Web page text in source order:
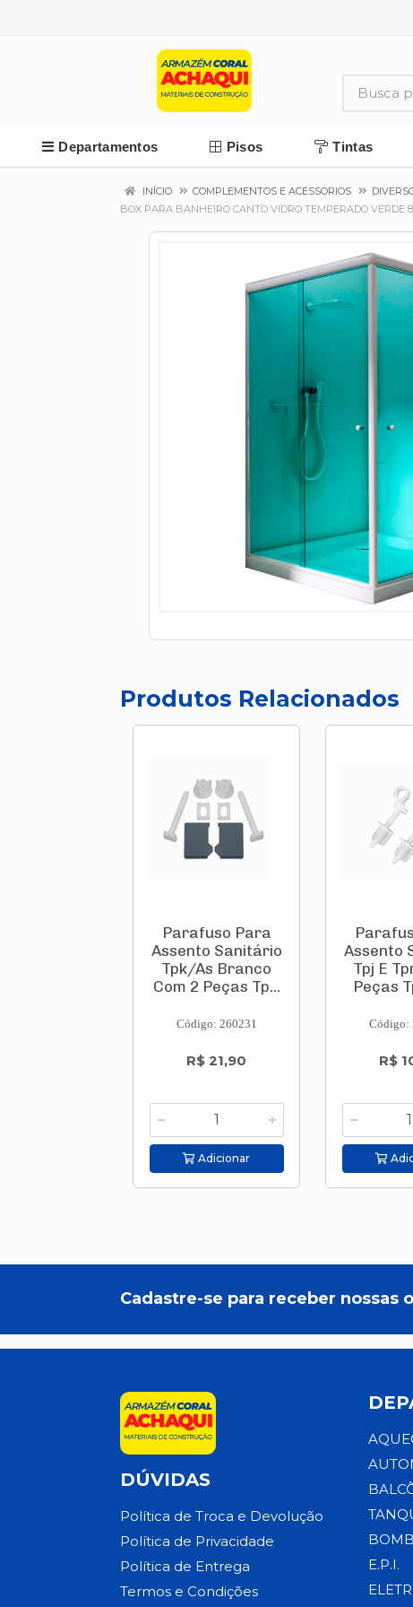
Departamentos Pisos Tintas
INÍCIO COMPLEMENTOS E ACESSORIOS
BOX PARA BANHEIRO CANTO VIDRO TEMPERADO
Produtos Relacionados
Parafuso Para
Assento Sanitário
Tpk/As Branco
Com 2 Peças Tp...
Código: 260231
R$ 21,90
Adicionar
Assento
Tpj E
Peças
Código:
R$
Cadastre-se para receber nossas
DÚVIDAS
Política de Troca e Devolução
Política de Privacidade
Política de Entrega
Termos e Condições
E.P.I.